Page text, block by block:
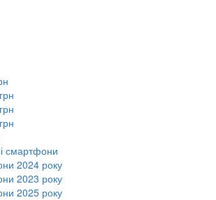
смартфони
2024 року
2023 року
2025 року